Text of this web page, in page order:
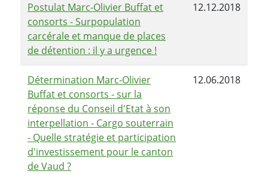
Postulat Marc-Olivier Buffat et
consorts - Surpopulation
carcérale et manque de places
de détention : il y a urgence !
12.12.2018
Détermination Marc-Olivier
Buffat et consorts - sur la
réponse du Conseil d'Etat à son
interpellation - Cargo souterrain
- Quelle stratégie et participation
d'investissement pour le canton
de Vaud ?
12.06.2018